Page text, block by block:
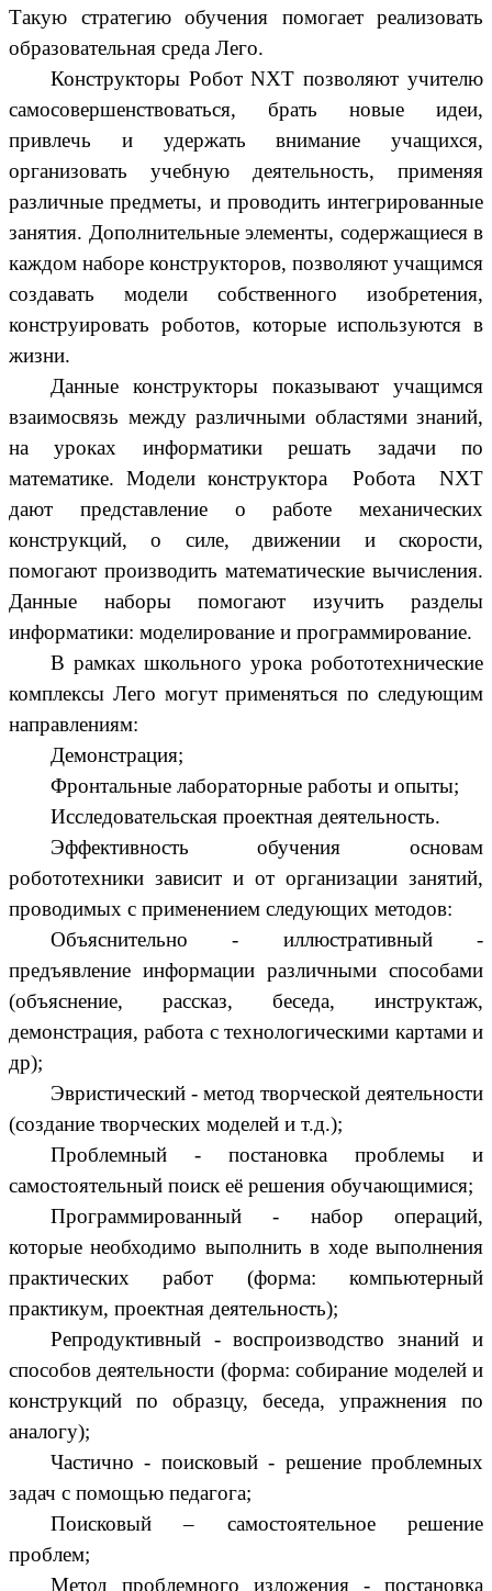
Такую стратегию обучения помогает реализовать
образовательная среда Лего.
Конструкторы Робот NXT позволяют учителю
самосовершенствоваться, брать новые идеи,
привлечь и удержать внимание учащихся,
организовать учебную деятельность, применяя
различные предметы, и проводить интегрированные
занятия. Дополнительные элементы, содержащиеся в
каждом наборе конструкторов, позволяют учащимся
создавать модели собственного изобретения,
конструировать роботов, которые используются в
жизни.
Данные конструкторы показывают учащимся
взаимосвязь между различными областями знаний,
на уроках информатики решать задачи по
математике. Модели конструктора Робота NXT
дают представление о работе механических
конструкций, о силе, движении и скорости,
помогают производить математические вычисления.
Данные наборы помогают изучить разделы
информатики: моделирование и программирование.
В рамках школьного урока робототехнические
комплексы Лего могут применяться по следующим
направлениям:
Демонстрация;
Фронтальные лабораторные работы и опыты;
Исследовательская проектная деятельность.
Эффективность обучения основам
робототехники зависит и от организации занятий,
проводимых с применением следующих методов:
Объяснительно - иллюстративный -
предъявление информации различными способами
(объяснение, рассказ, беседа, инструктаж,
демонстрация, работа с технологическими картами и
др);
Эвристический - метод творческой деятельности
(создание творческих моделей и т.д.);
Проблемный - постановка проблемы и
самостоятельный поиск её решения обучающимися;
Программированный - набор операций,
которые необходимо выполнить в ходе выполнения
практических работ (форма: компьютерный
практикум, проектная деятельность);
Репродуктивный - воспроизводство знаний и
способов деятельности (форма: собирание моделей и
конструкций по образцу, беседа, упражнения по
аналогу);
Частично - поисковый - решение проблемных
задач с помощью педагога;
Поисковый – самостоятельное решение
проблем;
Метод проблемного изложения - постановка